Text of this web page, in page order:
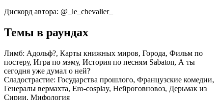
Дискорд автора: @_le_chevalier_
Темы в раундах
Лимб: Адольф?, Карты книжных миров, Города, Фильм по
постеру, Игра по мэму, История по песням Sabaton, А ты
сегодня уже думал о ней?
Сладострастие: Государства прошлого, Французские комедии,
Генералы вермахта, Ero-cosplay, Нейроговновоз, Дерьмак из
Сирии, Мифология